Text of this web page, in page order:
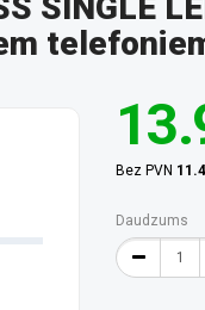
Bez PVN
Daudzums